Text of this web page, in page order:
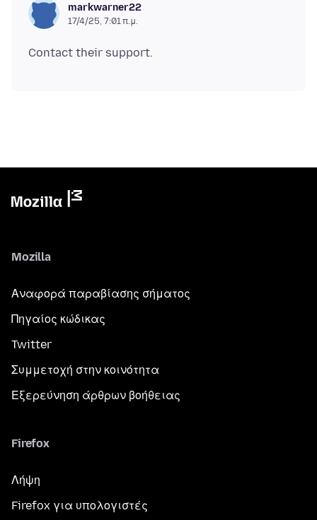
markwarner22
17/4/25, 7:01 π.μ.
Mozilla
Αναφορά παραβίασης σήματος
Πηγαίος κώδικας
Twitter
Συμμετοχή στην κοινότητα
Εξερεύνηση άρθρων βοήθειας
Firefox
Λήψη
Firefox για υπολογιστές